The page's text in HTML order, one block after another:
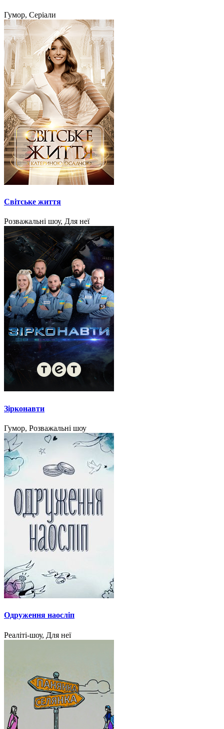
Гумор, Серіали
Світське життя
Розважальні шоу, Для неї
Зірконавти
Гумор, Розважальні шоу
Одруження наосліп
Реаліті-шоу, Для неї